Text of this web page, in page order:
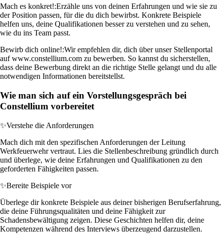
Mach es konkret!:Erzähle uns von deinen Erfahrungen und wie sie zu
der Position passen, für die du dich bewirbst. Konkrete Beispiele
helfen uns, deine Qualifikationen besser zu verstehen und zu sehen,
wie du ins Team passt.
Bewirb dich online!:Wir empfehlen dir, dich über unser Stellenportal
auf www.constellium.com zu bewerben. So kannst du sicherstellen,
dass deine Bewerbung direkt an die richtige Stelle gelangt und du alle
notwendigen Informationen bereitstellst.
Wie man sich auf ein Vorstellungsgespräch bei
Constellium vorbereitet
✨Verstehe die Anforderungen
Mach dich mit den spezifischen Anforderungen der Leitung
Werkfeuerwehr vertraut. Lies die Stellenbeschreibung gründlich durch
und überlege, wie deine Erfahrungen und Qualifikationen zu den
geforderten Fähigkeiten passen.
✨Bereite Beispiele vor
Überlege dir konkrete Beispiele aus deiner bisherigen Berufserfahrung,
die deine Führungsqualitäten und deine Fähigkeit zur
Schadensbewältigung zeigen. Diese Geschichten helfen dir, deine
Kompetenzen während des Interviews überzeugend darzustellen.